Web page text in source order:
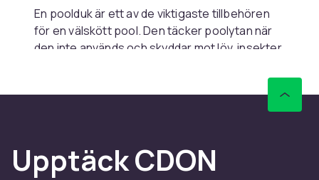
En poolduk är ett av de viktigaste tillbehören
för en välskött pool. Den täcker poolytan när
den inte används och skyddar mot löv, insekter,
vatten och kemikalier och håller poolen renare
Intex-
universaloverdrag för de flesta pooltyper och
storlekar.
Upptäck CDON